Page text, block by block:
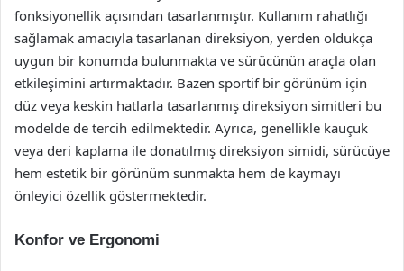
fonksiyonellik açısından tasarlanmıştır. Kullanım rahatlığı
sağlamak amacıyla tasarlanan direksiyon, yerden oldukça
uygun bir konumda bulunmakta ve sürücünün araçla olan
etkileşimini artırmaktadır. Bazen sportif bir görünüm için
düz veya keskin hatlarla tasarlanmış direksiyon simitleri bu
modelde de tercih edilmektedir. Ayrıca, genellikle kauçuk
veya deri kaplama ile donatılmış direksiyon simidi, sürücüye
hem estetik bir görünüm sunmakta hem de kaymayı
önleyici özellik göstermektedir.
Konfor ve Ergonomi